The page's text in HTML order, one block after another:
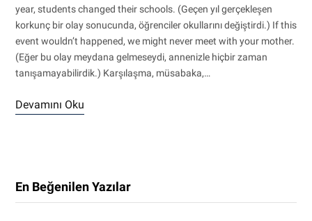
year, students changed their schools. (Geçen yıl gerçekleşen
korkunç bir olay sonucunda, öğrenciler okullarını değiştirdi.) If this
event wouldn’t happened, we might never meet with your mother.
(Eğer bu olay meydana gelmeseydi, annenizle hiçbir zaman
tanışamayabilirdik.) Karşılaşma, müsabaka,…
Devamını Oku
En Beğenilen Yazılar